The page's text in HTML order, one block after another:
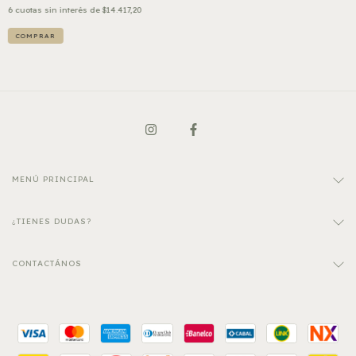
6 cuotas sin interés de $14.417,20
MENÚ PRINCIPAL
¿TIENES DUDAS?
CONTACTÁNOS